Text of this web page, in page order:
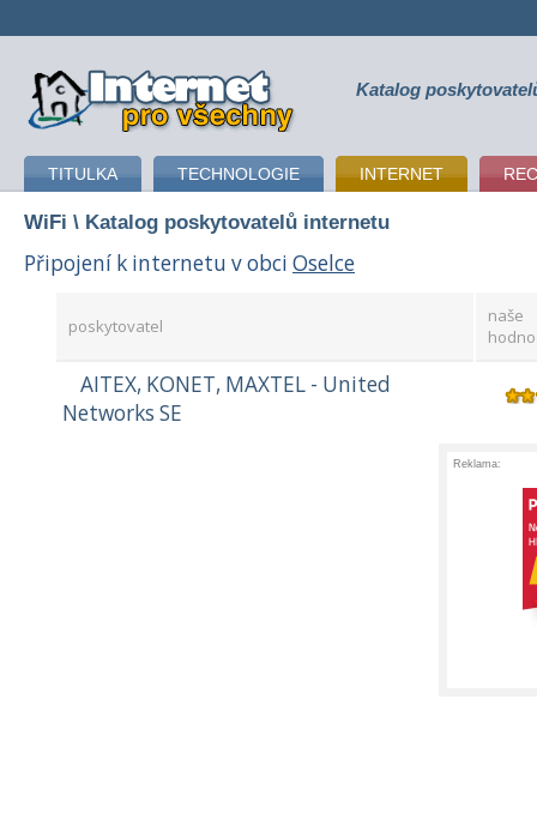
připojení k internetu Katalog
TITULKA TECHNOLOGIE INTERNET
WiFi \ Katalog poskytovatelů internetu
Připojení k internetu v obci Oselce
poskytovatel
naše
AITEX, KONET, MAXTEL - United
Networks SE
Reklama: